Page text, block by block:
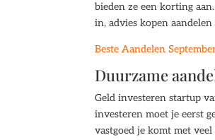
bieden ze een korting
in, advies kopen
Beste Aandelen
Duurzame
Geld investeren startup
investeren moet je eerst
vastgoed je komt met